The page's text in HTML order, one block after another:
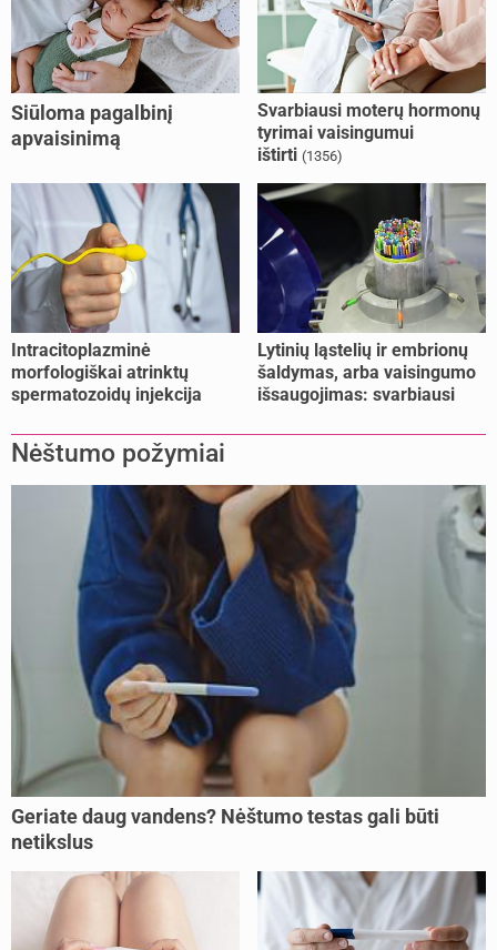
Siūloma pagalbinį
apvaisinimą
nesusituokusiems, ir
vienišoms moterims
(10)
Svarbiausi moterų hormonų
tyrimai vaisingumui
ištirti (1356)
Intracitoplazminė
morfologiškai atrinktų
spermatozoidų injekcija
Lytinių ląstelių ir embrionų
šaldymas, arba vaisingumo
išsaugojimas: svarbiausi
Nėštumo požymiai
Geriate daug vandens? Nėštumo testas gali būti
netikslus